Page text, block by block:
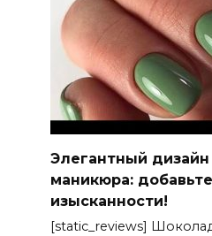
Элегантный
маникюра:
изысканности!
[static_reviews]